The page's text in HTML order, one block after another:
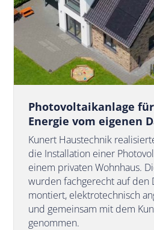
Photovoltaikanlage
Energie vom eigenen
Kunert Haustechnik
die Installation einer
einem privaten Wohnhaus.
wurden fachgerecht auf den
montiert, elektrotechnisch
und gemeinsam mit dem
genommen.